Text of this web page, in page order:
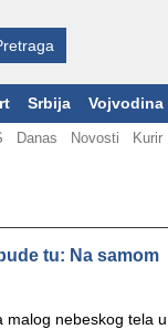
Srbija Vojvodina
Danas Novosti Kurir
tu: Na samom
malog nebeskog tela u